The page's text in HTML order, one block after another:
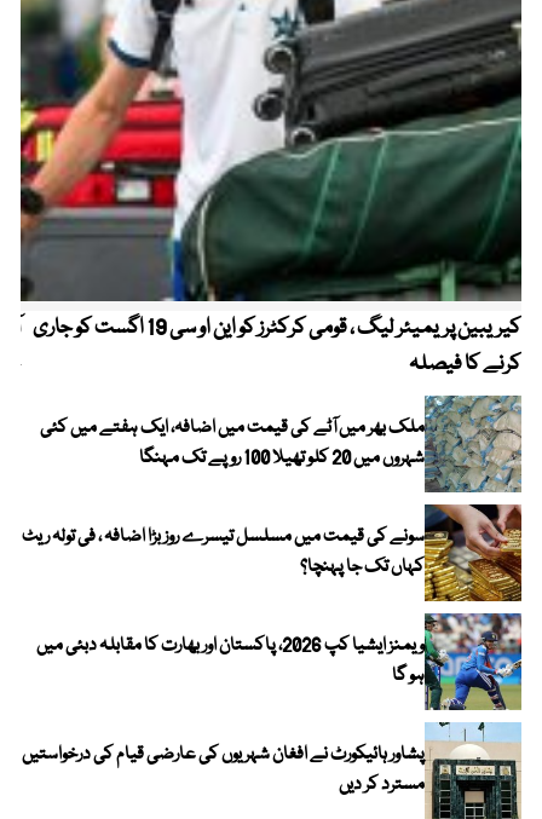
کیریبین پریمیئر لیگ ، قومی کرکٹرز کو این او سی 19 اگست کو جاری
کرنے کا فیصلہ
ملک بھر میں آٹے کی قیمت میں اضافہ، ایک ہفتے میں کئی
شہروں میں 20 کلو تھیلا 100 روپے تک مہنگا
سونے کی قیمت میں مسلسل تیسرے روز بڑا اضافہ ، فی تولہ ریٹ
کہاں تک جا پہنچا؟
ویمنز ایشیا کپ 2026، پاکستان اور بھارت کا مقابلہ دبئی میں
ہو گا
پشاور ہائیکورٹ نے افغان شہریوں کی عارضی قیام کی درخواستیں
مسترد کر دیں